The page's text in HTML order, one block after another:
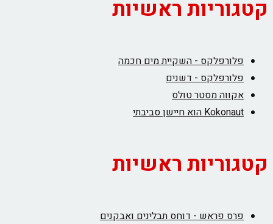
קטגוריות ראשיות
פלורפלקס - השקיית מים חכמה
פלורפלקס - דשנים
אקווה מסטר טולס
Kokonaut הוא חיישן סביבתי
קטגוריות ראשיות
פרס פראש - דוחס תבלינים ואבקנים